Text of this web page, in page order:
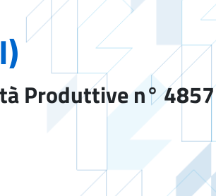
Produttive n° 4857